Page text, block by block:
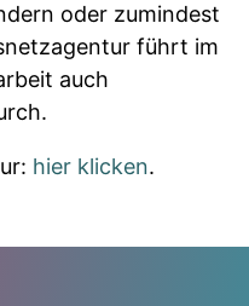
oder zumindest
führt im
auch
hier klicken.